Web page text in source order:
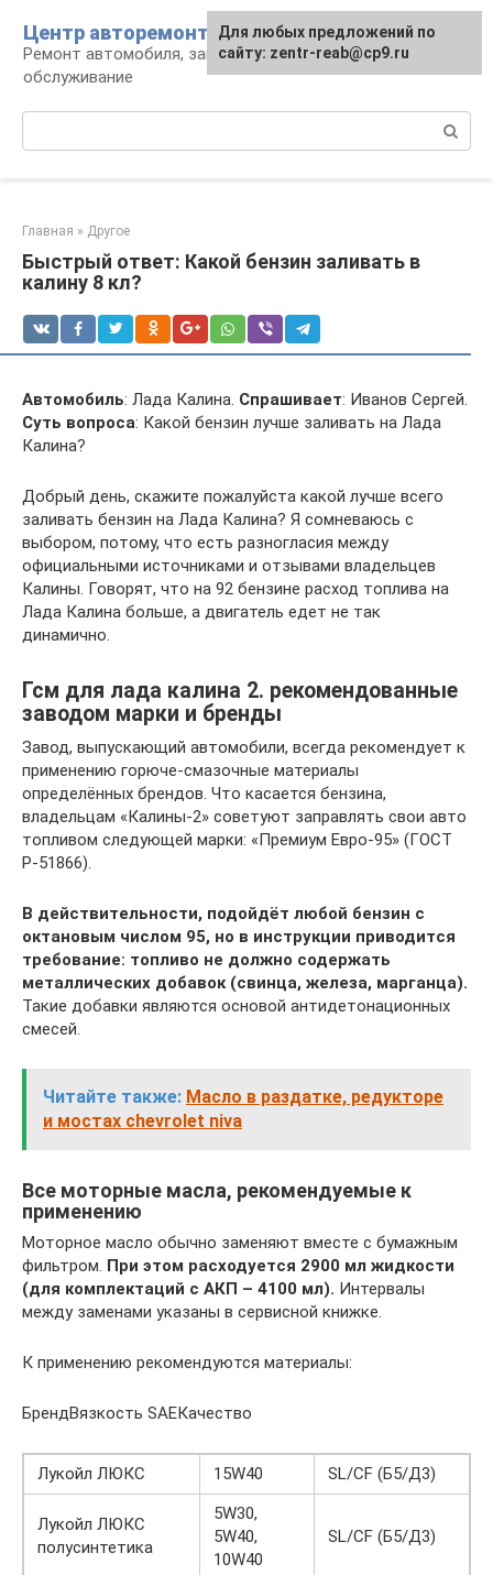
контенту
Центр авторемонта
Ремонт автомобиля, запчасти и
обслуживание
Главная » Другое
Быстрый ответ: Какой бензин заливать в
калину 8 кл?
Автомобиль: Лада Калина. Спрашивает: Иванов Сергей.
Суть вопроса: Какой бензин лучше заливать на Лада
Калина?
Добрый день, скажите пожалуйста какой лучше всего
заливать бензин на Лада Калина? Я сомневаюсь с
выбором, потому, что есть разногласия между
официальными источниками и отзывами владельцев
Калины. Говорят, что на 92 бензине расход топлива на
Лада Калина больше, а двигатель едет не так
динамично.
Гсм для лада калина 2. рекомендованные
заводом марки и бренды
Завод, выпускающий автомобили, всегда рекомендует к
применению горюче-смазочные материалы
определённых брендов. Что касается бензина,
владельцам «Калины-2» советуют заправлять свои авто
топливом следующей марки: «Премиум Евро-95» (ГОСТ
Р-51866).
В действительности, подойдёт любой бензин с
октановым числом 95, но в инструкции приводится
требование: топливо не должно содержать
металлических добавок (свинца, железа, марганца).
Такие добавки являются основой антидетонационных
смесей.
Читайте также: Масло в раздатке, редукторе
и мостах chevrolet niva
Все моторные масла, рекомендуемые к
применению
Моторное масло обычно заменяют вместе с бумажным
фильтром. При этом расходуется 2900 мл жидкости
(для комплектаций с АКП – 4100 мл). Интервалы
между заменами указаны в сервисной книжке.
К применению рекомендуются материалы:
БрендВязкость SAEКачество
Лукойл ЛЮКС 15W40 SL/CF (Б5/Д3)
Лукойл ЛЮКС
полусинтетика
5W30,
5W40,
10W40
SL/CF (Б5/Д3)
Для любых предложений по
сайту: zentr-reab@cp9.ru